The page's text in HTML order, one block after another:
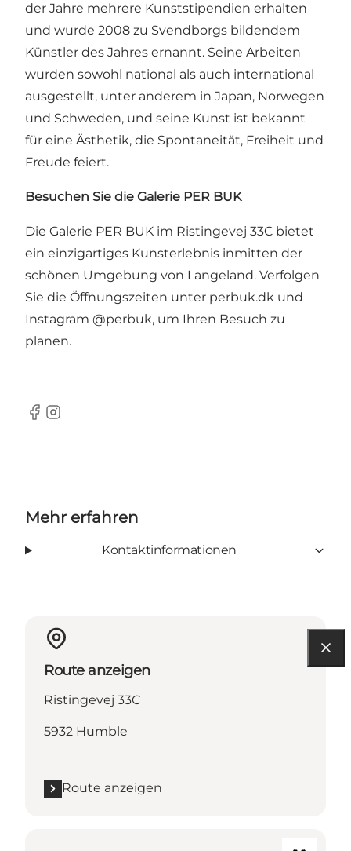
der Jahre mehrere Kunststipendien erhalten
und wurde 2008 zu Svendborgs bildendem
Künstler des Jahres ernannt. Seine Arbeiten
wurden sowohl national als auch international
ausgestellt, unter anderem in Japan, Norwegen
und Schweden, und seine Kunst ist bekannt
für eine Ästhetik, die Spontaneität, Freiheit und
Freude feiert.
Besuchen Sie die Galerie PER BUK
Die Galerie PER BUK im Ristingevej 33C bietet
ein einzigartiges Kunsterlebnis inmitten der
schönen Umgebung von Langeland. Verfolgen
Sie die Öffnungszeiten unter perbuk.dk und
Instagram @perbuk, um Ihren Besuch zu
planen.
Facebook
Instagram
Mehr erfahren
Kontaktinformationen
Route anzeigen
Ristingevej 33C
5932 Humble
Route anzeigen